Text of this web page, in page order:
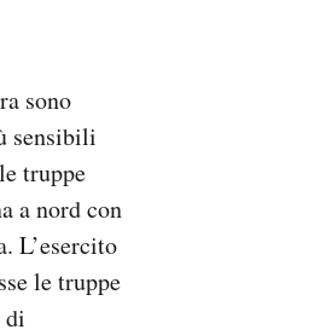
sono
sensibili
truppe
a nord con
L’esercito
le truppe
di